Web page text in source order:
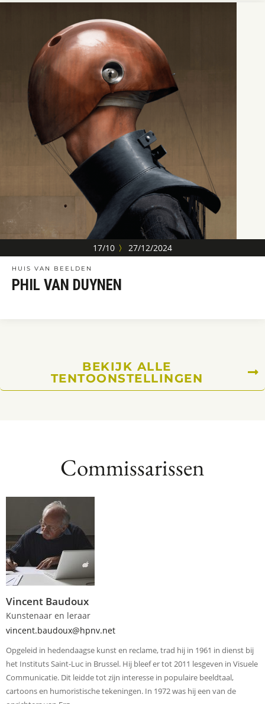
17/10 〉 27/12/2024
HUIS VAN BEELDEN
PHIL VAN DUYNEN
BEKIJK ALLE
TENTOONSTELLINGEN
Commissarissen
Vincent Baudoux
Kunstenaar en leraar
vincent.baudoux@hpnv.net
Opgeleid in hedendaagse kunst en reclame, trad hij in 1961 in dienst bij
het Instituts Saint-Luc in Brussel. Hij bleef er tot 2011 lesgeven in Visuele
Communicatie. Dit leidde tot zijn interesse in populaire beeldtaal,
cartoons en humoristische tekeningen. In 1972 was hij een van de